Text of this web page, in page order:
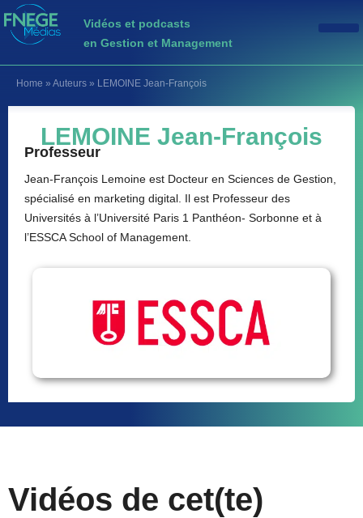
Vidéos et podcasts
en Gestion et Management
Home » Auteurs » LEMOINE Jean-François
LEMOINE Jean-François
Professeur
Jean-François Lemoine est Docteur en Sciences de Gestion,
spécialisé en marketing digital. Il est Professeur des
Universités à l’Université Paris 1 Panthéon- Sorbonne et à
l’ESSCA School of Management.
Vidéos de cet(te)